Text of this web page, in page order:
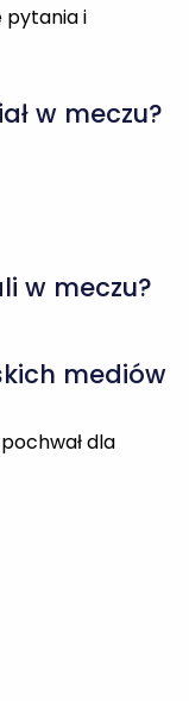
pytania i
w meczu?
w meczu?
mediów
dla